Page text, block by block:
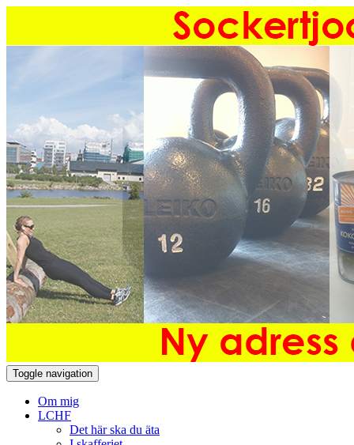
Toggle navigation
Om mig
LCHF
Det här ska du äta